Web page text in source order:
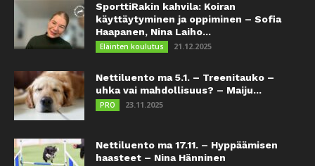
SporttiRakin kahvila: Koiran
käyttäytyminen ja oppiminen – Sofia
Haapanen, Nina Laiho...
Eläinten koulutus 21.12.2025
Nettiluento ma 5.1. – Treenitauko –
uhka vai mahdollisuus? – Maiju...
PRO 23.11.2025
Nettiluento ma 17.11. – Hyppäämisen
haasteet – Nina Hänninen